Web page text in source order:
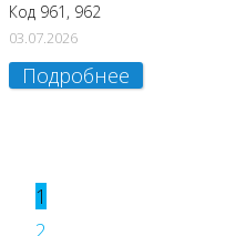
Код 961, 962
03.07.2026
Подробнее
1
2